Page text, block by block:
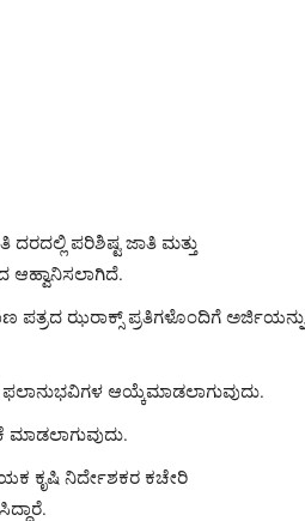
ಪರಿಶಿಷ್ಟ ಜಾತಿ ಮತ್ತು
ಆಹ್ವಾನಿಸಲಾಗಿದೆ.
ಪತ್ರದ ಝರಾಕ್ಸ್ ಪ್ರತಿಗಳೊಂದಿಗೆ ಅರ್ಜಿಯನ್ನು
ಫಲಾನುಭವಿಗಳ ಆಯ್ಕೆಮಾಡಲಾಗುವುದು.
ಕೃಷಿ ನಿರ್ದೇಶಕರ ಕಚೇರಿ